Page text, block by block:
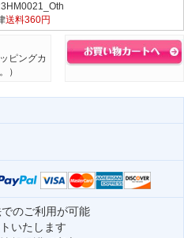
送料360円
ピングカ
）
のご利用が可能
いたします